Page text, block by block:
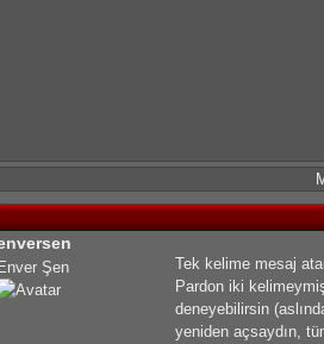
Enver Şen
Tek kelime mesaj
Pardon iki
deneyebilirsin
yeniden açsaydın,